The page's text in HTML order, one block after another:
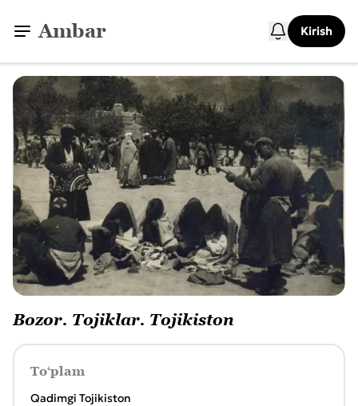
Ambar Kirish
Bozor. Tojiklar. Tojikiston
To‘plam
Qadimgi Tojikiston